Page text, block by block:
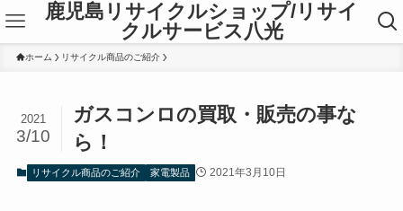
鹿児島リサイクルショップ/リサイ
クルサービス八光
ホーム リサイクル商品のご紹介
ガスコンロの買取・販売の事な
ら！
2021
3/10
リサイクル商品のご紹介 家電製品 2021年3月10日